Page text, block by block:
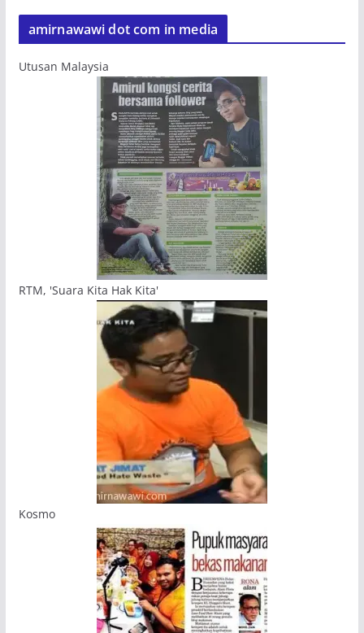
amirnawawi dot com in media
Utusan Malaysia
RTM, 'Suara Kita Hak Kita'
Kosmo